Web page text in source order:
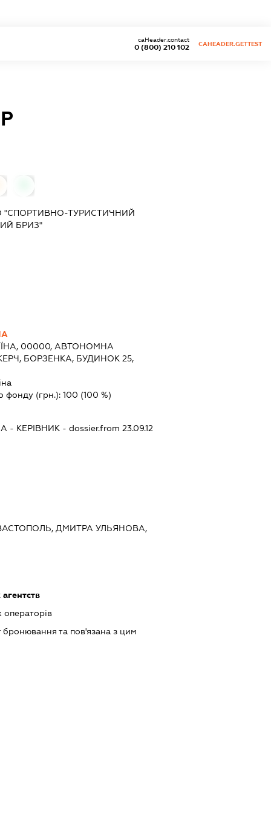
0 (800) 210 102
caHeader.contact
CAHEADER.GETTEST
"СПОРТИВНО-ТУРИСТИЧНИЙ
БРИЗ"
00000, АВТОНОМНА
БОРЗЕНКА, БУДИНОК 25,
фонду (грн.): 100 (100 %)
- КЕРІВНИК - dossier.from 23.09.12
ДМИТРА УЛЬЯНОВА,
операторів
та пов'язана з цим